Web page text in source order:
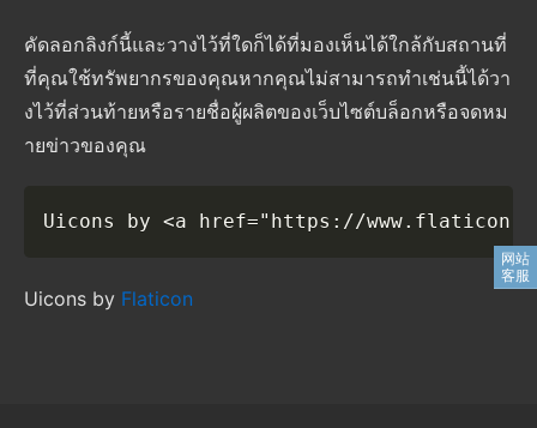
คัดลอกลิงก์นี้และวางไว้ที่ใดก็ได้ที่มองเห็นได้ใกล้กับสถานที่
ที่คุณใช้ทรัพยากรของคุณหากคุณไม่สามารถทําเช่นนี้ได้วา
งไว้ที่ส่วนท้ายหรือรายชื่อผู้ผลิตของเว็บไซต์บล็อกหรือจดหม
ายข่าวของคุณ
Uicons by <a href="https://
Uicons by Flaticon